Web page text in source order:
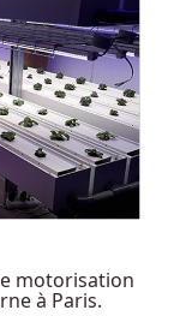
motorisation
à Paris.